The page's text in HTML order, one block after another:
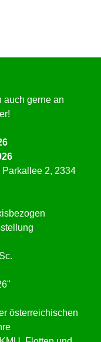
auch gerne an
2, 2334
österreichischen